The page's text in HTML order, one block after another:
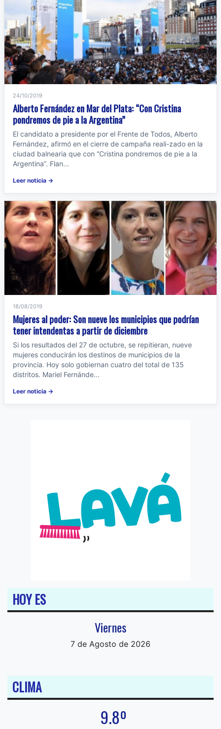
24/10/2019
Alberto Fernández en Mar del Plata: “Con Cristina
pondremos de pie a la Argentina”
El candidato a presidente por el Frente de Todos, Alberto
Fernández, afirmó en el cierre de campaña reali-zado en la
ciudad balnearia que con “Cristina pondremos de pie a la
Argentina”. Flan...
Leer noticia →
18/08/2019
Mujeres al poder: Son nueve los municipios que podrían
tener intendentas a partir de diciembre
Si los resultados del 27 de octubre, se repitieran, nueve
mujeres conducirán los destinos de municipios de la
provincia. Hoy solo gobiernan cuatro del total de 135
distritos. Mariel Fernánde...
Leer noticia →
HOY ES
Viernes
7 de Agosto de 2026
CLIMA
9.8º